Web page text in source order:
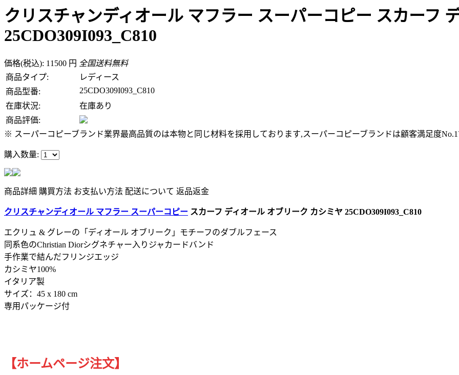
クリスチャンディオール マフラー スーパーコピー スカーフ
25CDO309I093_C810
価格(税込): 11500 円 全国送料無料
商品タイプ:
レディース
商品型番:
25CDO309I093_C810
在庫状況:
在庫あり
商品評価:
※ スーパーコピーブランド業界最高品質のは本物と同じ材料を採用しております,スーパーコピーブランドは顧客満足度No.1
購入数量:
商品詳細 購買方法 お支払い方法 配送について 返品返金
クリスチャンディオール マフラー スーパーコピー スカーフ ディオール オブリーク カシミヤ 25CDO309I093_C810
エクリュ & グレーの「ディオール オブリーク」モチーフのダブルフェース
同系色のChristian Diorシグネチャー入りジャカードバンド
手作業で結んだフリンジエッジ
カシミヤ100%
イタリア製
サイズ：45 x 180 cm
専用パッケージ付
【ホームページ注文】